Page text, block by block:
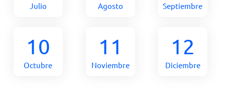
Julio Agosto Septiembre
10
Octubre
11
Noviembre
12
Diciembre